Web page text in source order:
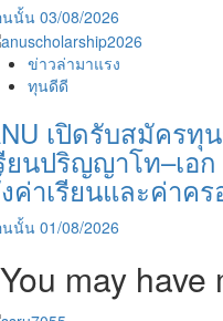
นนั้น 03/08/2026
ข่าวล่ามาแรง
ทุนดีดี
เปิดรับสมัครทุ
ยนปริญญาโท–เอ
ค่าเรียนและค่าค
นนั้น 01/08/2026
You may have